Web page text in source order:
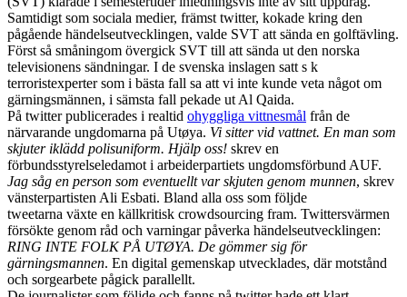
Samtidigt som sociala medier, främst twitter, kokade kring den
pågående händelseutvecklingen, valde SVT att sända en golftävling.
Först så småningom övergick SVT till att sända ut den norska
televisionens sändningar. I de svenska inslagen satt s k
terroristexperter som i bästa fall sa att vi inte kunde veta något om
gärningsmännen, i sämsta fall pekade ut Al Qaida.
På twitter publicerades i realtid ohyggliga vittnesmål från de
närvarande ungdomarna på Utøya. Vi sitter vid vattnet. En man som
skjuter iklädd polisuniform. Hjälp oss! skrev en
förbundsstyrelseledamot i arbeiderpartiets ungdomsförbund AUF.
Jag såg en person som eventuellt var skjuten genom munnen, skrev
vänsterpartisten Ali Esbati. Bland alla oss som följde
tweetarna växte en källkritisk crowdsourcing fram. Twittersvärmen
försökte genom råd och varningar påverka händelseutvecklingen:
RING INTE FOLK PÅ UTØYA. De gömmer sig för
gärningsmannen. En digital gemenskap utvecklades, där motstånd
och sorgearbete pågick parallellt.